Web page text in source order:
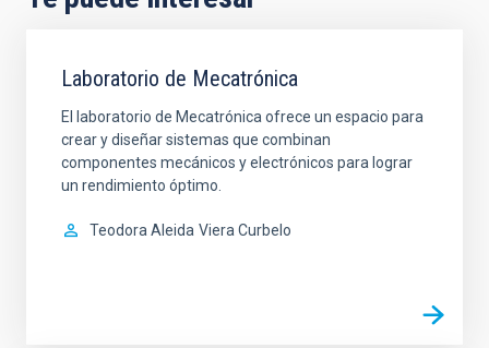
Laboratorio de Mecatrónica
El laboratorio de Mecatrónica ofrece un espacio para
crear y diseñar sistemas que combinan
componentes mecánicos y electrónicos para lograr
un rendimiento óptimo.
Teodora Aleida Viera Curbelo